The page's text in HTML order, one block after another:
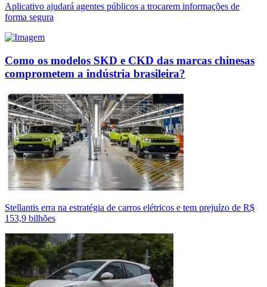
Aplicativo ajudará agentes públicos a trocarem informações de
forma segura
Como os modelos SKD e CKD das marcas chinesas
comprometem a indústria brasileira?
Stellantis erra na estratégia de carros elétricos e tem prejuízo de R$
153,9 bilhões